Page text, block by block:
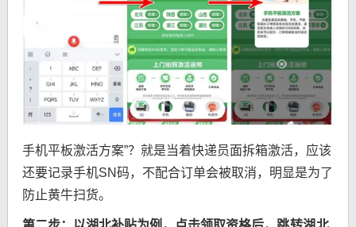
手机平板激活方案”？就是当着快递员面拆箱激活，应该
还要记录手机SN码，不配合订单会被取消，明显是为了
防止黄牛扫货。